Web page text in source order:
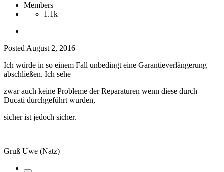
Members
1.1k
Posted August 2, 2016
Ich würde in so einem Fall unbedingt eine Garantieverlängerung
abschließen. Ich sehe
zwar auch keine Probleme der Reparaturen wenn diese durch
Ducati durchgeführt wurden,
sicher ist jedoch sicher.
Gruß Uwe (Natz)